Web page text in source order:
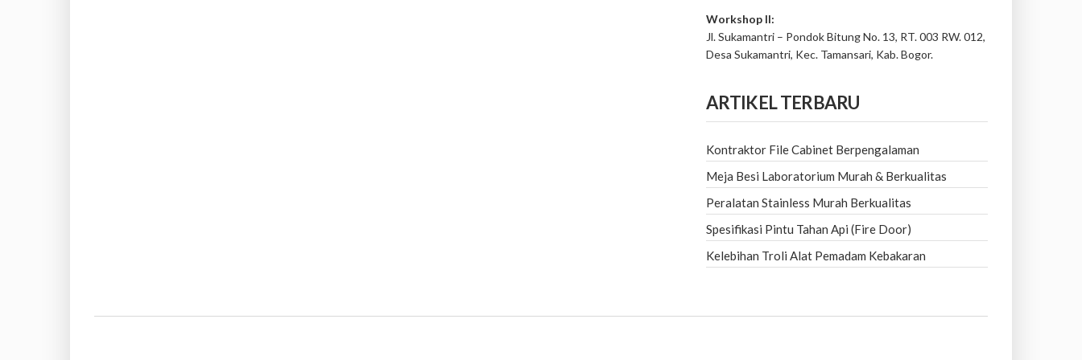
Workshop II:
Jl. Sukamantri – Pondok Bitung No. 13, RT. 003 RW. 012,
Desa Sukamantri, Kec. Tamansari, Kab. Bogor.
ARTIKEL TERBARU
Kontraktor File Cabinet Berpengalaman
Meja Besi Laboratorium Murah & Berkualitas
Peralatan Stainless Murah Berkualitas
Spesifikasi Pintu Tahan Api (Fire Door)
Kelebihan Troli Alat Pemadam Kebakaran